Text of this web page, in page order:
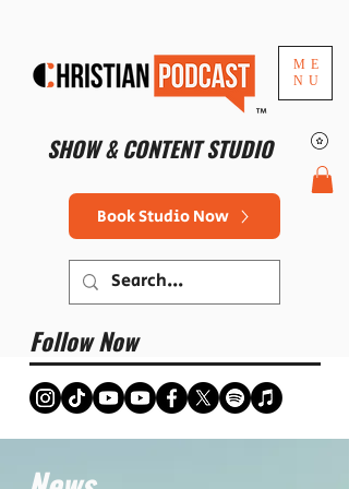
ME
NU
SHOW & CONTENT STUDIO
™
Book Studio Now
Follow Now